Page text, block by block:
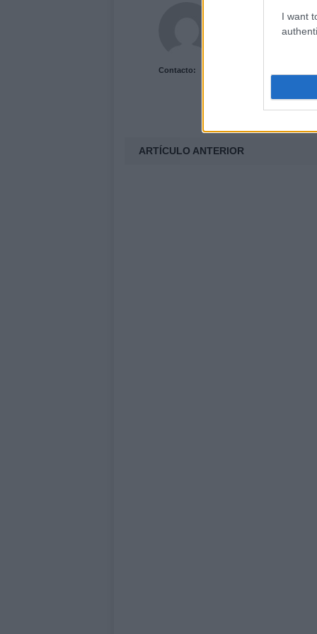
I want
Contacto:
ARTÍCULO ANTERIOR